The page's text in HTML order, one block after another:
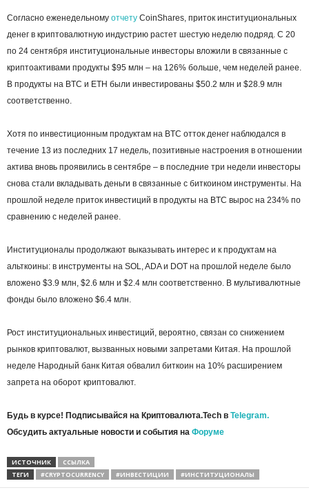
Согласно еженедельному отчету CoinShares, приток институциональных
денег в криптовалютную индустрию растет шестую неделю подряд. С 20
по 24 сентября институциональные инвесторы вложили в связанные с
криптоактивами продукты $95 млн – на 126% больше, чем неделей ранее.
В продукты на BTC и ETH были инвестированы $50.2 млн и $28.9 млн
соответственно.
Хотя по инвестиционным продуктам на BTC отток денег наблюдался в
течение 13 из последних 17 недель, позитивные настроения в отношении
актива вновь проявились в сентябре – в последние три недели инвесторы
снова стали вкладывать деньги в связанные с биткоином инструменты. На
прошлой неделе приток инвестиций в продукты на BTC вырос на 234% по
сравнению с неделей ранее.
Институционалы продолжают выказывать интерес и к продуктам на
альткоины: в инструменты на SOL, ADA и DOT на прошлой неделе было
вложено $3.9 млн, $2.6 млн и $2.4 млн соответственно. В мультивалютные
фонды было вложено $6.4 млн.
Рост институциональных инвестиций, вероятно, связан со снижением
рынков криптовалют, вызванных новыми запретами Китая. На прошлой
неделе Народный банк Китая обвалил биткоин на 10% расширением
запрета на оборот криптовалют.
Будь в курсе! Подписывайся на Криптовалюта.Tech в Telegram.
Обсудить актуальные новости и события на Форуме
ИСТОЧНИК
ССЫЛКА
ТЕГИ
#CRYPTOCURRENCY #ИНВЕСТИЦИИ #ИНСТИТУЦИОНАЛЫ